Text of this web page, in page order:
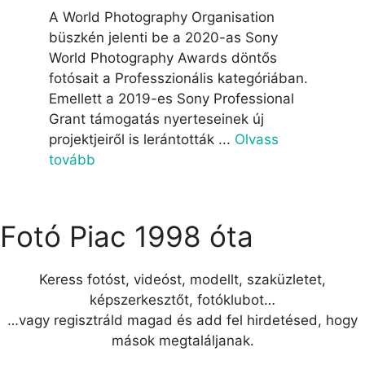
A World Photography Organisation
büszkén jelenti be a 2020-as Sony
World Photography Awards döntős
fotósait a Professzionális kategóriában.
Emellett a 2019-es Sony Professional
Grant támogatás nyerteseinek új
projektjeiről is lerántották ... Olvass
tovább
Fotó Piac 1998 óta
Keress fotóst, videóst, modellt, szaküzletet,
képszerkesztőt, fotóklubot…
…vagy regisztráld magad és add fel hirdetésed, hogy
mások megtaláljanak.